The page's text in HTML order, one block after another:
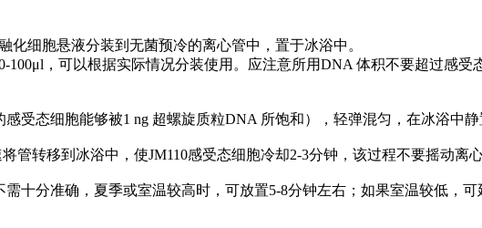
化细胞悬液分装到无菌预冷的离心管中，置于冰浴中。
，可以根据实际情况分装使用。应注意所用DNA 体积不要超过感受
受态细胞能够被1 ng 超螺旋质粒DNA 所饱和），轻弹混匀，在冰浴中
管转移到冰浴中，使JM110感受态细胞冷却2-3分钟，该过程不要摇动离心
十分准确，夏季或室温较高时，可放置5-8分钟左右；如果室温较低，